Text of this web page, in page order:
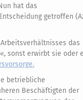
hat das
getroffen
das
sonst erwirbt sie oder
betriebliche
Beschäftigten der